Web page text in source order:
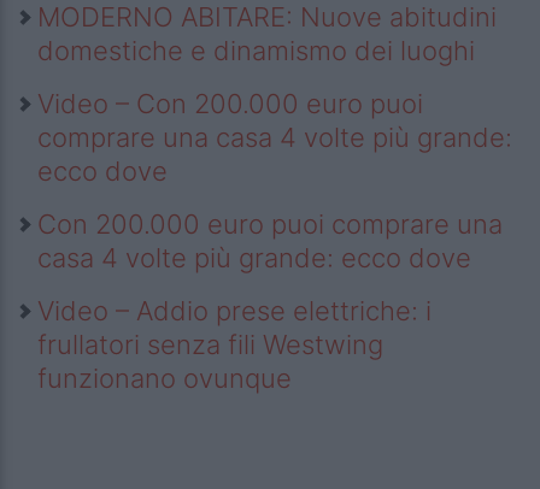
MODERNO ABITARE: Nuove abitudini
domestiche e dinamismo dei luoghi
Video – Con 200.000 euro puoi
comprare una casa 4 volte più grande:
ecco dove
Con 200.000 euro puoi comprare una
casa 4 volte più grande: ecco dove
Video – Addio prese elettriche: i
frullatori senza fili Westwing
funzionano ovunque